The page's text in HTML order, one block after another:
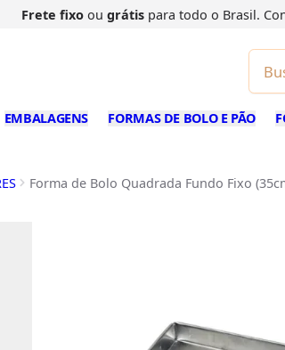
Frete fixoou grátispara todo o Brasil.
EMBALAGENS FORMAS DE BOLO E PÃO
Forma de Bolo Quadrada Fundo Fixo